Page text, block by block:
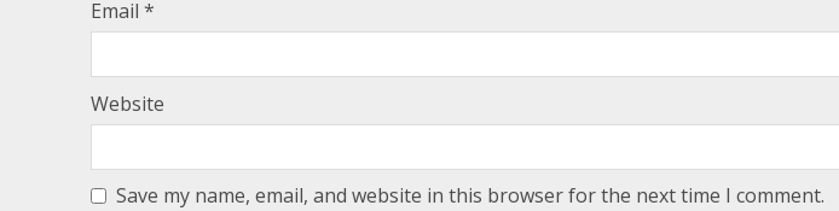
Email *
Website
Save my name, email, and website in this browser for the next time I comment.